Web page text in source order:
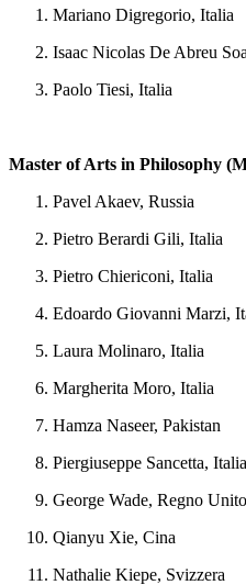
Mariano Digregorio, Italia
Isaac Nicolas De Abreu
Paolo Tiesi, Italia
Master of Arts in Philosophy
Pavel Akaev, Russia
Pietro Berardi Gili, Italia
Pietro Chiericoni, Italia
Edoardo Giovanni Marzi,
Laura Molinaro, Italia
Margherita Moro, Italia
Hamza Naseer, Pakistan
Piergiuseppe Sancetta, Italia
George Wade, Regno Unito
Qianyu Xie, Cina
Nathalie Kiepe, Svizzera